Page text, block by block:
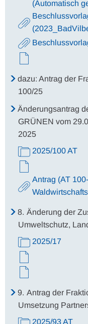
(Automatisch
dazu: Antrag der
100/25
Änderungsantrag
GRÜNEN vom
2025
2025/100 AT
Antrag (AT
8. Änderung der
Umweltschutz,
2025/17
9. Antrag der
Umsetzung
2025/93 AT